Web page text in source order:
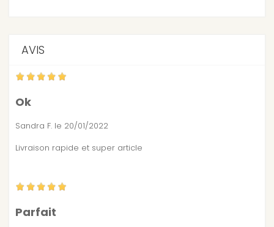
AVIS
Ok
Sandra F. le 20/01/2022
Livraison rapide et super article
Parfait